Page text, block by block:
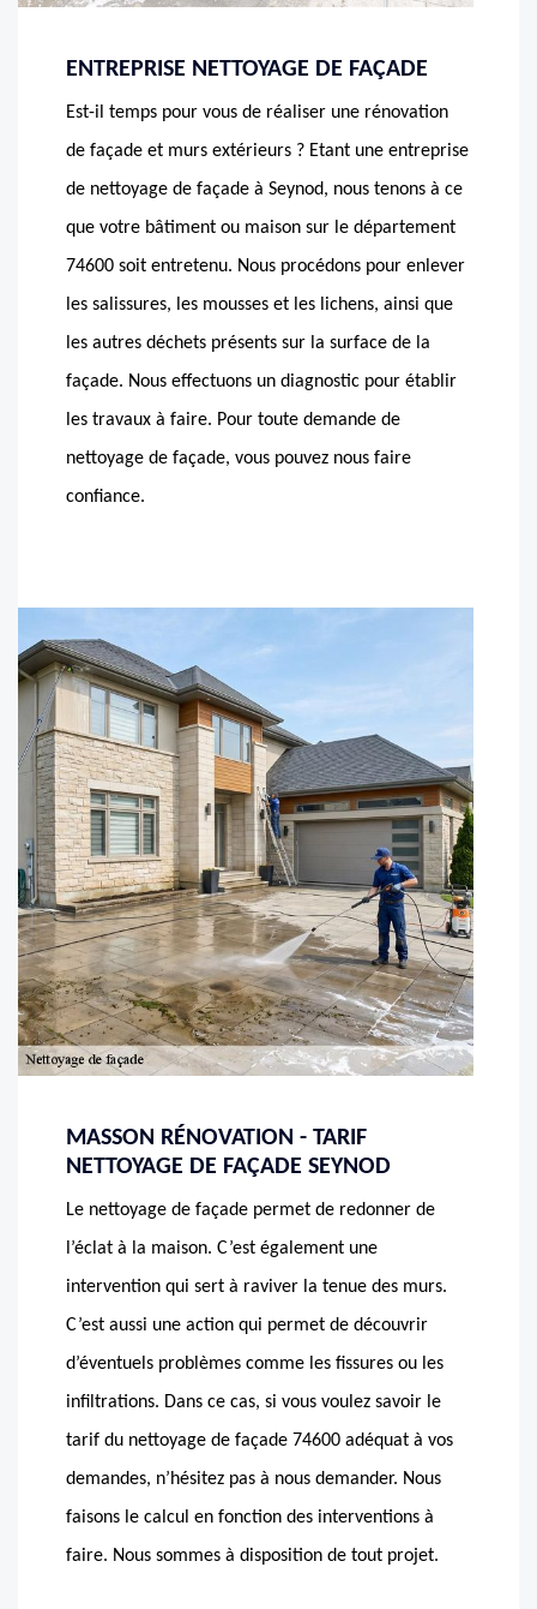
ENTREPRISE NETTOYAGE DE FAÇADE
Est-il temps pour vous de réaliser une rénovation
de façade et murs extérieurs ? Etant une entreprise
de nettoyage de façade à Seynod, nous tenons à ce
que votre bâtiment ou maison sur le département
74600 soit entretenu. Nous procédons pour enlever
les salissures, les mousses et les lichens, ainsi que
les autres déchets présents sur la surface de la
façade. Nous effectuons un diagnostic pour établir
les travaux à faire. Pour toute demande de
nettoyage de façade, vous pouvez nous faire
confiance.
MASSON RÉNOVATION - TARIF
NETTOYAGE DE FAÇADE SEYNOD
Le nettoyage de façade permet de redonner de
l’éclat à la maison. C’est également une
intervention qui sert à raviver la tenue des murs.
C’est aussi une action qui permet de découvrir
d’éventuels problèmes comme les fissures ou les
infiltrations. Dans ce cas, si vous voulez savoir le
tarif du nettoyage de façade 74600 adéquat à vos
demandes, n’hésitez pas à nous demander. Nous
faisons le calcul en fonction des interventions à
faire. Nous sommes à disposition de tout projet.